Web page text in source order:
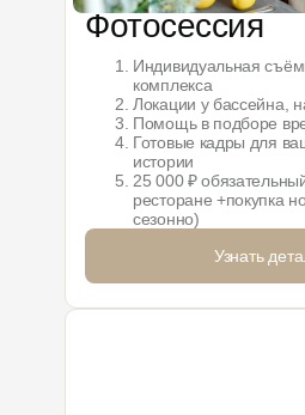
Фотосессия
Индивидуальная
комплекса
Локации у бассейна,
Помощь в подборе
Готовые кадры для
истории
25 000 ₽
ресторане +покупка
сезонно)
Узнать